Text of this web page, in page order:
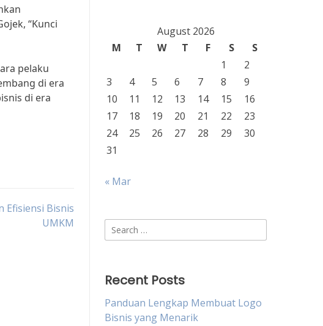
“Kunci
pelaku
di era
di era
Efisiensi Bisnis
UMKM
August 2026
M
T W T F S
S
1
2
3
4 5 6 7 8
9
10
11 12 13 14 15
16
17
18 19 20 21 22
23
24
25 26 27 28 29
30
31
« Mar
Search
for:
Recent Posts
Panduan Lengkap Membuat Logo
Bisnis yang Menarik